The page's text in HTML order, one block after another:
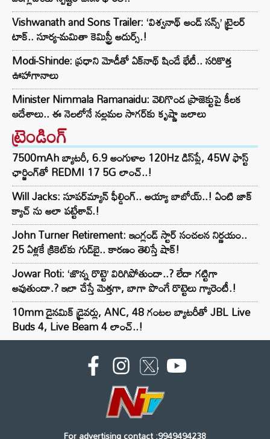
Vishwanath and Sons Trailer: ‘విశ్వనాథ్ అండ్ సన్స్’ ట్రైలర్
టాక్.. సూర్య-మమితా కెమిస్ట్రీ అదుర్స్.!
Modi-Shinde: ప్రధాని మోడీతో ఏక్‌నాథ్ షిండే భేటీ.. సరికొత్త
ఊహాగానాలు
Minister Nimmala Ramanaidu: వెలిగొండ ప్రాజెక్టుపై కీలక
ఆదేశాలు.. ఈ నెలలోనే నల్లమల సాగర్‌కు కృష్ణా జలాలు
ట్రెండింగ్‌
7500mAh బ్యాటరీ, 6.9 అంగుళాల 120Hz డిస్‌ప్లే, 45W ఫాస్ట్
ఛార్జింగ్‌తో REDMI 17 5G లాంచ్..!
Will Jacks: సూపర్‌మ్యాన్ ఫీల్డింగ్.. అయ్యా బాబోయ్..! ఏంటి జాక్
క్యాచ్ ను అలా పట్టేశావ్.!
John Turner Retirement: ఇంగ్లండ్ స్టార్ సంచలన నిర్ణయం..
25 ఏళ్లకే క్రికెట్‌కు గుడ్‌బై.. కారణం తెలిస్తే షాక్!
Jowar Roti: ‘జొన్న రొట్టె’ విరిగిపోతుందా..? లేదా గట్టిగా
అవుతుందా.? ఇలా చేస్తే మెత్తగా, బాగా పొంగే రొట్టెలు గ్యారెంటీ.!
10mm డైనమిక్ డ్రైవర్లు, ANC, 48 గంటల బ్యాటరీతో JBL Live
Buds 4, Live Beam 4 లాంచ్..!
For advertising contact :9949494238